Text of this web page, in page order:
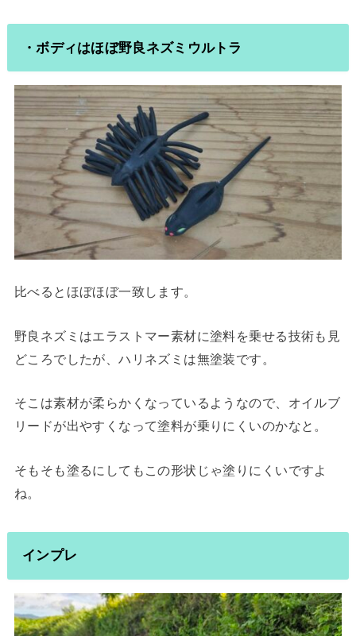
・ボディはほぼ野良ネズミウルトラ
比べるとほぼほぼ一致します。
野良ネズミはエラストマー素材に塗料を乗せる技術も見
どころでしたが、ハリネズミは無塗装です。
そこは素材が柔らかくなっているようなので、オイルブ
リードが出やすくなって塗料が乗りにくいのかなと。
そもそも塗るにしてもこの形状じゃ塗りにくいですよ
ね。
インプレ